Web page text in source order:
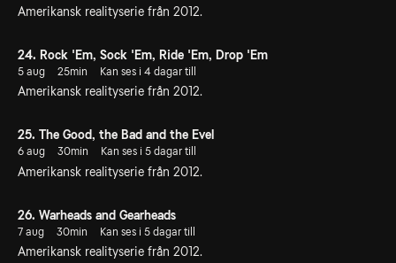
Amerikansk realityserie från 2012.
24. Rock 'Em, Sock 'Em, Ride 'Em, Drop 'Em
5 aug 25min Kan ses i 4 dagar till
Amerikansk realityserie från 2012.
25. The Good, the Bad and the Evel
6 aug 30min Kan ses i 5 dagar till
Amerikansk realityserie från 2012.
26. Warheads and Gearheads
7 aug 30min Kan ses i 5 dagar till
Amerikansk realityserie från 2012.